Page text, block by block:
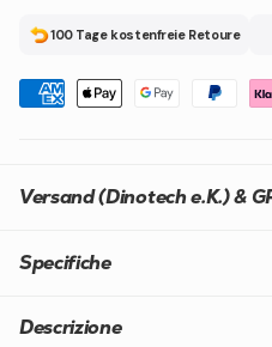
100 Tage kostenfreie Retoure
Versand (Dinotech e.K.) &
Specifiche
Descrizione